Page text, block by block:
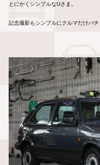
とにかくシンプルなUさま。
記念撮影もシンプルにクルマだけバチ